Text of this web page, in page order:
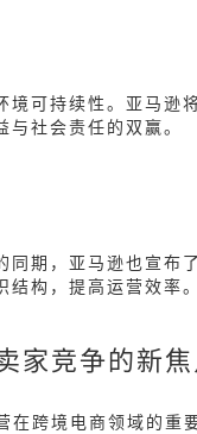
境可持续性。亚马逊
社会责任的双赢。
同期，亚马逊也宣布
结构，提高运营效率
家竞争的新
在跨境电商领域的重